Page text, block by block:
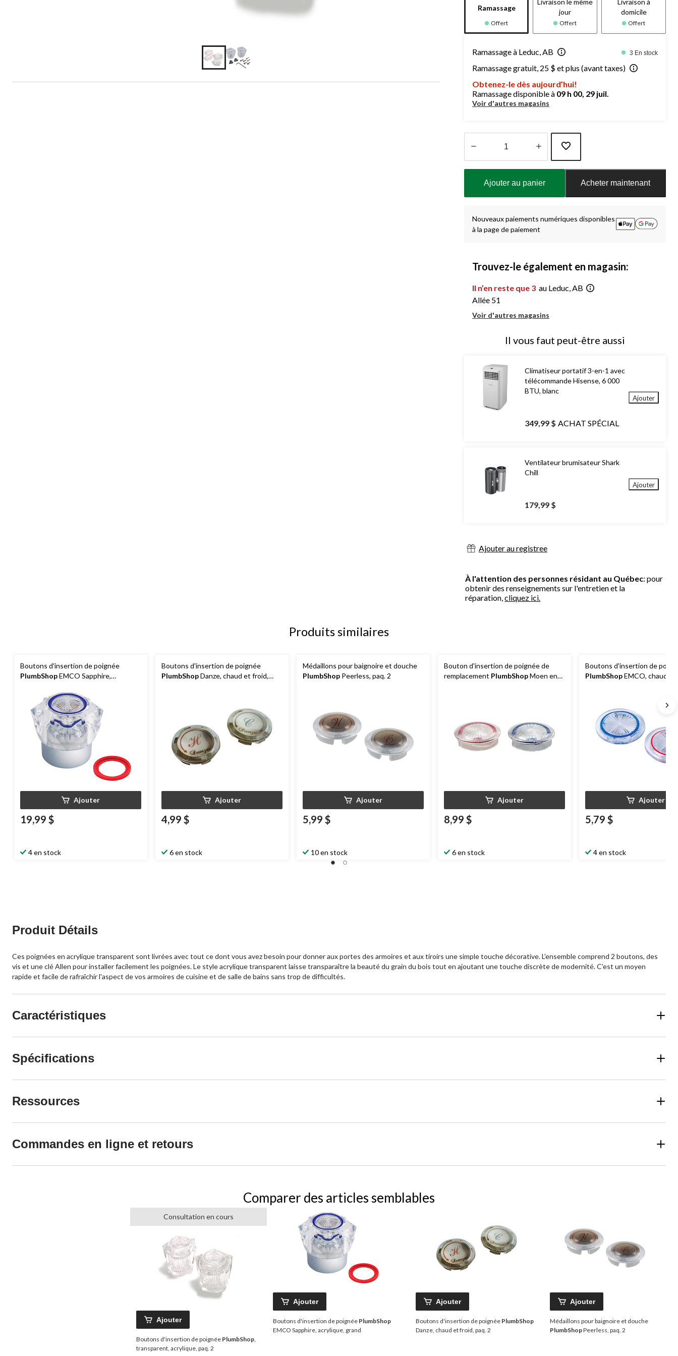
Ramassage
Offert
jour
Offert
domicile
Offert
Ramassage à Leduc, AB 3 En stock
Ramassage gratuit, 25 $ et plus (avant taxes)
Obtenez-le dès aujourd’hui!
Ramassage disponible à 09 h 00, 29 juil.
Voir d'autres magasins
Ajouter au panier Acheter maintenant
Nouveaux paiements numériques disponibles
à la page de paiement
Trouvez-le également en magasin:
Il n’en reste que 3 au Leduc, AB
Allée 51
Voir d'autres magasins
Il vous faut peut-être aussi
Climatiseur portatif 3-en-1 avec
télécommande Hisense, 6 000
BTU, blanc
349,99 $ ACHAT SPÉCIAL
Ajouter
Ventilateur brumisateur Shark
Chill
179,99 $
Ajouter
Ajouter au registree
À l'attention des personnes résidant au Québec: pour
obtenir des renseignements sur l'entretien et la
réparation,cliquez ici.
Produits similaires
Boutons d'insertion de poignée
PlumbShopEMCO Sapphire,
Ajouter
19,99 $
4 en stock
Boutons d'insertion de poignée
PlumbShopDanze, chaud et froid,
Ajouter
4,99 $
6 en stock
Médaillons pour baignoire et douche
PlumbShop Peerless, paq. 2
Ajouter
5,99 $
10 en stock
Bouton d'insertion de poignée de
remplacement PlumbShopMoen en
Ajouter
8,99 $
6 en stock
Boutons d'insertion de
PlumbShopEMCO, chaud et
Ajouter
5,79 $
4 en stock
Produit Détails
Ces poignées en acrylique transparent sont livrées avec tout ce dont vous avez besoin pour donner aux portes des armoires et aux tiroirs une simple touche décorative. L'ensemble comprend 2 boutons, des
vis et une clé Allen pour installer facilement les poignées. Le style acrylique transparent laisse transparaître la beauté du grain du bois tout en ajoutant une touche discrète de modernité. C'est un moyen
rapide et facile de rafraîchir l'aspect de vos armoires de cuisine et de salle de bains sans trop de difficultés.
Caractéristiques
Spécifications
Ressources
Commandes en ligne et retours
Comparer des articles semblables
Consultation en cours
Ajouter
Boutons d'insertion de poignée PlumbShop,
transparent, acrylique, paq. 2
Ajouter
Boutons d'insertion de poignée PlumbShop
EMCO Sapphire, acrylique, grand
Ajouter
Boutons d'insertion de poignée PlumbShop
Danze, chaud et froid, paq. 2
Ajouter
Médaillons pour baignoire et douche
PlumbShopPeerless, paq. 2